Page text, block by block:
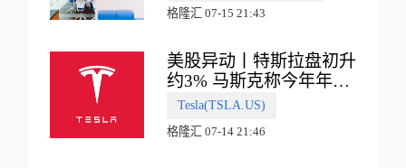
格隆汇 07-15 21:43
美股异动丨特斯拉盘初升
约3% 马斯克称今年年底
会有‘史诗级震撼’的演示
Tesla(TSLA.US)
格隆汇 07-14 21:46